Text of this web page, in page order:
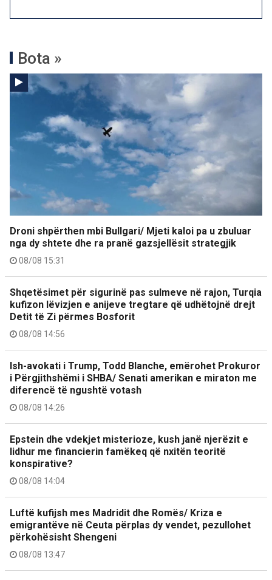
Bota »
Droni shpërthen mbi Bullgari/ Mjeti kaloi pa u zbuluar
nga dy shtete dhe ra pranë gazsjellësit strategjik
08/08 15:31
Shqetësimet për sigurinë pas sulmeve në rajon, Turqia
kufizon lëvizjen e anijeve tregtare që udhëtojnë drejt
Detit të Zi përmes Bosforit
08/08 14:56
Ish-avokati i Trump, Todd Blanche, emërohet Prokuror
i Përgjithshëmi i SHBA/ Senati amerikan e miraton me
diferencë të ngushtë votash
08/08 14:26
Epstein dhe vdekjet misterioze, kush janë njerëzit e
lidhur me financierin famëkeq që nxitën teoritë
konspirative?
08/08 14:04
Luftë kufijsh mes Madridit dhe Romës/ Kriza e
emigrantëve në Ceuta përplas dy vendet, pezullohet
përkohësisht Shengeni
08/08 13:47